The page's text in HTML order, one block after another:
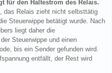
für den Haltestrom des Relais.
das Relais zieht nicht selbsttätig
Steuerwippe betätigt wurde. Nach
liegt daher die
Steuerwippe und einen
bis ein Sender gefunden wird.
entfällt, der Rest wird